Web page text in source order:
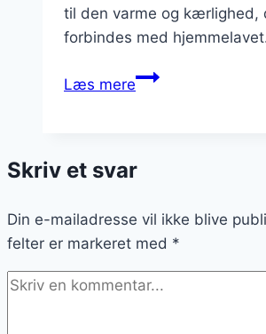
til den varme og kærlighed,
forbindes med
Læs mereBrændende
Komfortmad
Skriv et svar
Din e-mailadresse vil ikke blive
felter er markeret med *